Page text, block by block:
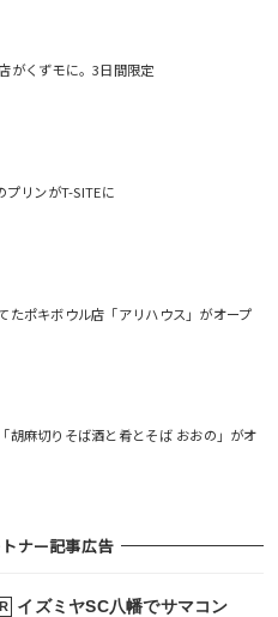
がくずモに。3日間限定
プリンがT-SITEに
たポキボウル店「アリハウス」がオープ
胡麻切りそば酒と肴とそば おおの」がオ
ナー記事広告
イズミヤSC八幡でサマコン